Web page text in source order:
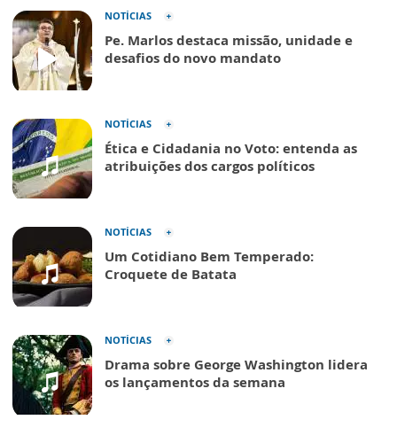
NOTÍCIAS
Pe. Marlos destaca missão, unidade e
desafios do novo mandato
NOTÍCIAS
Ética e Cidadania no Voto: entenda as
atribuições dos cargos políticos
NOTÍCIAS
Um Cotidiano Bem Temperado:
Croquete de Batata
NOTÍCIAS
Drama sobre George Washington lidera
os lançamentos da semana